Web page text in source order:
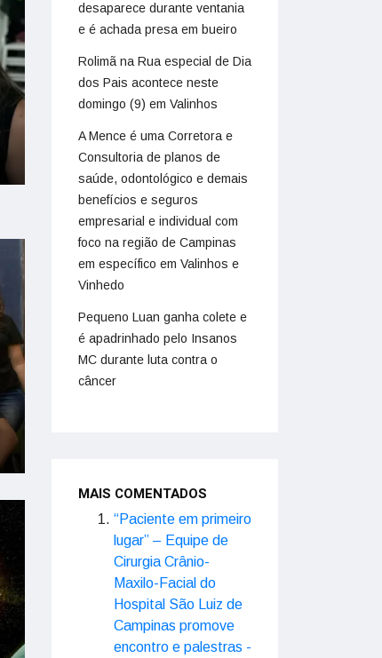
desaparece durante ventania
e é achada presa em bueiro
Rolimã na Rua especial de Dia
dos Pais acontece neste
domingo (9) em Valinhos
A Mence é uma Corretora e
Consultoria de planos de
saúde, odontológico e demais
benefícios e seguros
empresarial e individual com
foco na região de Campinas
em específico em Valinhos e
Vinhedo
Pequeno Luan ganha colete e
é apadrinhado pelo Insanos
MC durante luta contra o
câncer
MAIS COMENTADOS
“Paciente em primeiro
lugar” – Equipe de
Cirurgia Crânio-
Maxilo-Facial do
Hospital São Luiz de
Campinas promove
encontro e palestras -